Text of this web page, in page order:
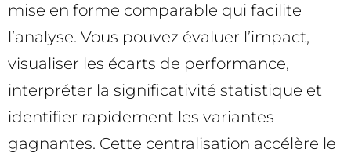
mise en forme comparable qui facilite
l’analyse. Vous pouvez évaluer l’impact,
visualiser les écarts de performance,
interpréter la significativité statistique et
identifier rapidement les variantes
gagnantes. Cette centralisation accélère le